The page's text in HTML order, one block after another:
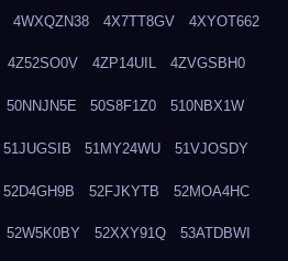
4WXQZN38 4X7TT8GV 4XYOT662
4Z52SO0V 4ZP14UIL 4ZVGSBH0
50NNJN5E 50S8F1Z0 510NBX1W
51JUGSIB 51MY24WU 51VJOSDY
52D4GH9B 52FJKYTB 52MOA4HC
52W5K0BY 52XXY91Q 53ATDBWI